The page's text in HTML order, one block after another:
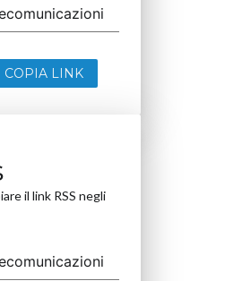
COPIA LINK
il link RSS negli